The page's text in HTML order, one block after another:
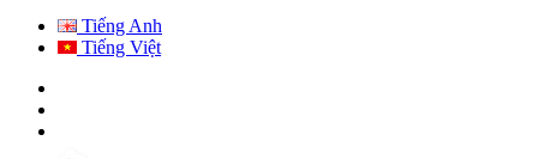
Tiếng Anh
Tiếng Việt